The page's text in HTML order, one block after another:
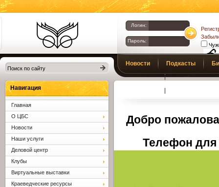
Библиотеки
Клина. Клинская
ЦБС.
Логин:
Пароль:
Новости Подкасты
Добро
Телефон для
Навигация
Главная
О ЦБС
Новости
Наши услуги
Деловой центр
Клубы
Виртуальные выставки
Краеведческие ресурсы